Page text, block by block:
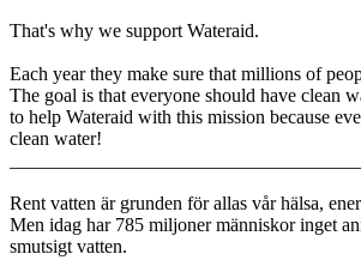
That's why we support Wateraid.
Each year they make sure that millions of
The goal is that everyone should have clean
to help Wateraid with this mission because
clean water!
Rent vatten är grunden för allas vår hälsa,
Men idag har 785 miljoner människor inget
smutsigt vatten.